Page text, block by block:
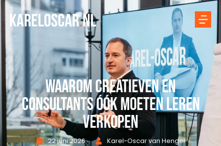
Waarom creatieven en
consultants óók moeten leren
verkopen
22 juni 2026 Karel-Oscar van Hengel